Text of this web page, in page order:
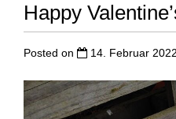
Happy
Posted on 14. Februar 2022